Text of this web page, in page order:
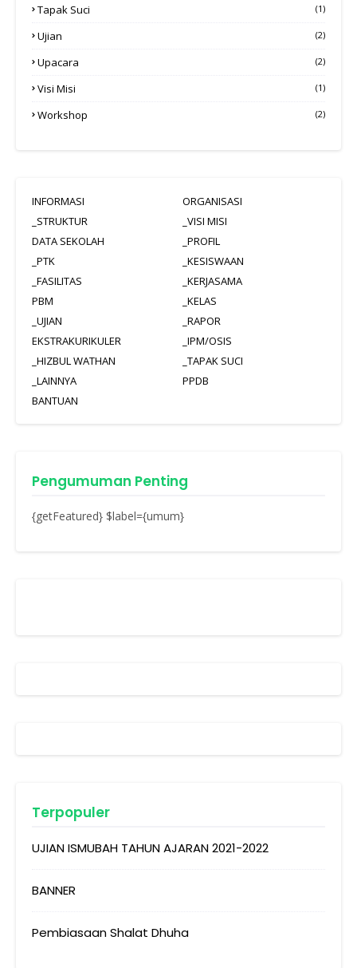
Tapak Suci (1)
Ujian (2)
Upacara (2)
Visi Misi (1)
Workshop (2)
INFORMASI
ORGANISASI
_STRUKTUR
_VISI MISI
DATA SEKOLAH
_PROFIL
_PTK
_KESISWAAN
_FASILITAS
_KERJASAMA
PBM
_KELAS
_UJIAN
_RAPOR
EKSTRAKURIKULER
_IPM/OSIS
_HIZBUL WATHAN
_TAPAK SUCI
_LAINNYA
PPDB
BANTUAN
Pengumuman Penting
{getFeatured} $label={umum}
Terpopuler
UJIAN ISMUBAH TAHUN AJARAN 2021-2022
BANNER
Pembiasaan Shalat Dhuha